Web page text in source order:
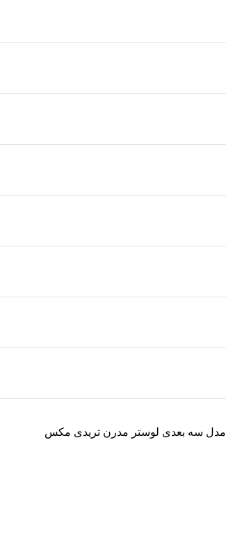
مدل سه بعدی لوستر مدرن تریدی مکس